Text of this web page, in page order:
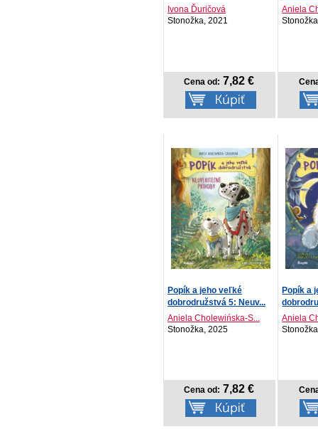
Ivona Ďuričová
Stonožka, 2021
Cena od: 7,82 €
Aniela
Popík a jeho veľké
dobrodružstvá 5: Neuv...
Aniela Cholewińska-S...
Stonožka, 2025
Cena od: 7,82 €
Popík a
Aniela